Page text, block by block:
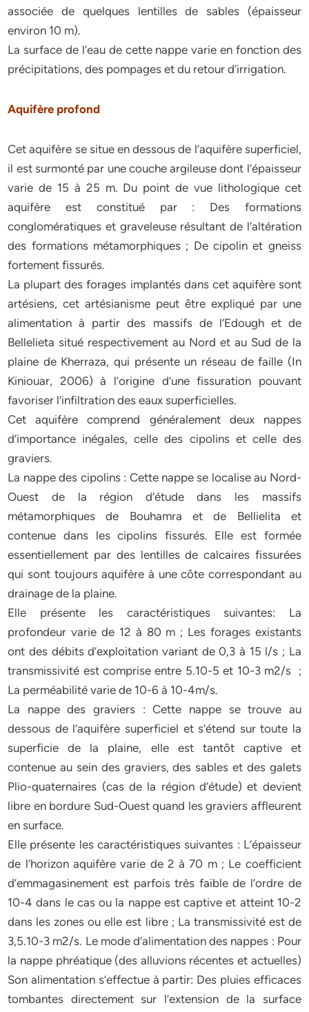
associée de quelques lentilles de sables (épaisseur
environ 10 m).
La surface de l’eau de cette nappe varie en fonction des
précipitations, des pompages et du retour d’irrigation.
Aquifère profond
Cet aquifère se situe en dessous de l’aquifère superficiel,
il est surmonté par une couche argileuse dont l’épaisseur
varie de 15 à 25 m. Du point de vue lithologique cet
aquifère est constitué par : Des formations
conglomératiques et graveleuse résultant de l’altération
des formations métamorphiques ; De cipolin et gneiss
fortement fissurés.
La plupart des forages implantés dans cet aquifère sont
artésiens, cet artésianisme peut être expliqué par une
alimentation à partir des massifs de l’Edough et de
Bellelieta situé respectivement au Nord et au Sud de la
plaine de Kherraza, qui présente un réseau de faille (In
Kiniouar, 2006) à l’origine d’une fissuration pouvant
favoriser l’infiltration des eaux superficielles.
Cet aquifère comprend généralement deux nappes
d’importance inégales, celle des cipolins et celle des
graviers.
La nappe des cipolins : Cette nappe se localise au Nord-
Ouest de la région d’étude dans les massifs
métamorphiques de Bouhamra et de Bellielita et
contenue dans les cipolins fissurés. Elle est formée
essentiellement par des lentilles de calcaires fissurées
qui sont toujours aquifère à une côte correspondant au
drainage de la plaine.
Elle présente les caractéristiques suivantes: La
profondeur varie de 12 à 80 m ; Les forages existants
ont des débits d’exploitation variant de 0,3 à 15 l/s ; La
transmissivité est comprise entre 5.10-5 et 10-3 m2/s ;
La perméabilité varie de 10-6 à 10-4m/s.
La nappe des graviers : Cette nappe se trouve au
dessous de l’aquifère superficiel et s’étend sur toute la
superficie de la plaine, elle est tantôt captive et
contenue au sein des graviers, des sables et des galets
Plio-quaternaires (cas de la région d’étude) et devient
libre en bordure Sud-Ouest quand les graviers affleurent
en surface.
Elle présente les caractéristiques suivantes : L’épaisseur
de l’horizon aquifère varie de 2 à 70 m ; Le coefficient
d’emmagasinement est parfois très faible de l’ordre de
10-4 dans le cas ou la nappe est captive et atteint 10-2
dans les zones ou elle est libre ; La transmissivité est de
3,5.10-3 m2/s. Le mode d’alimentation des nappes : Pour
la nappe phréatique (des alluvions récentes et actuelles)
Son alimentation s’effectue à partir: Des pluies efficaces
tombantes directement sur l’extension de la surface